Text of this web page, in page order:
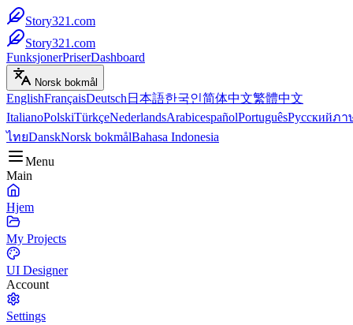
Story321.com
Story321.com
FunksjonerPriserDashboard
Norsk bokmål
EnglishFrançaisDeutsch 日本語한국인简体中文繁體中文
ItalianoPolskiTürkçeNederlandsArabicespañolPortuguêsРусскийภา
ไทยDanskNorsk bokmålBahasa Indonesia
Menu
Main
Hjem
My Projects
UI Designer
Account
Settings